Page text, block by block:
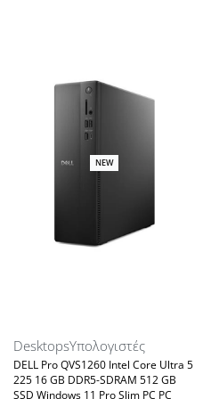
NEW
DesktopsΥπολογιστές
DELL Pro QVS1260 Intel Core Ultra 5
225 16 GB DDR5-SDRAM 512 GB
SSD Windows 11 Pro Slim PC PC